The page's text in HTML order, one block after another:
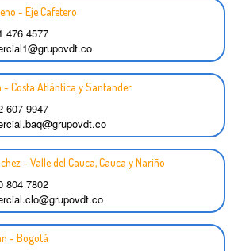
- Eje Cafetero
476 4577
- Costa Atlántica y Santander
607 9947
- Valle del Cauca, Cauca y Nariño
804 7802
- Bogotá